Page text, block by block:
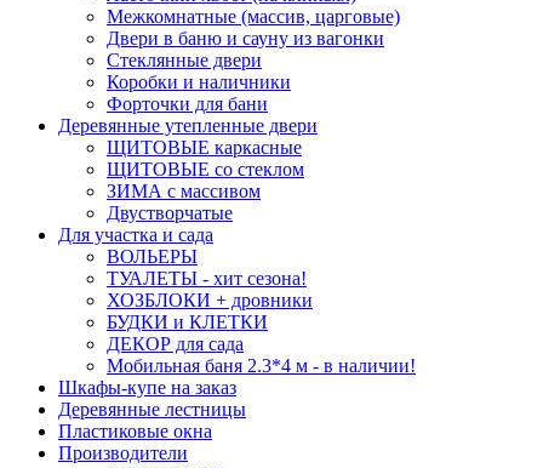
Межкомнатные (массив, царговые)
Двери в баню и сауну из вагонки
Стеклянные двери
Коробки и наличники
Форточки для бани
Деревянные утепленные двери
ЩИТОВЫЕ каркасные
ЩИТОВЫЕ со стеклом
ЗИМА с массивом
Двустворчатые
Для участка и сада
ВОЛЬЕРЫ
ТУАЛЕТЫ - хит сезона!
ХОЗБЛОКИ + дровники
БУДКИ и КЛЕТКИ
ДЕКОР для сада
Мобильная баня 2.3*4 м - в наличии!
Шкафы-купе на заказ
Деревянные лестницы
Пластиковые окна
Производители